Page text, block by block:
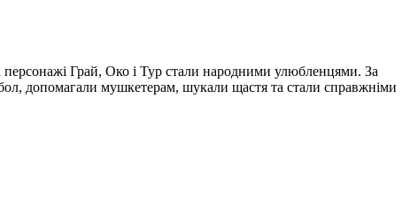
персонажі Грай, Око і Тур стали народними улюбленцями. За
допомагали мушкетерам, шукали щастя та стали справжніми